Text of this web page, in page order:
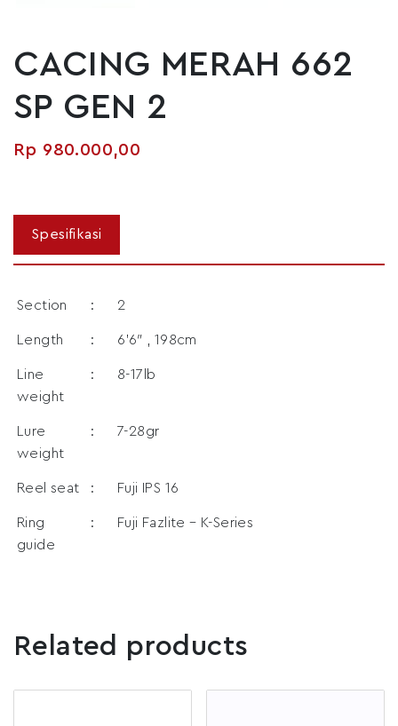
CACING MERAH 662
SP GEN 2
Rp 980.000,00
Section : 2
Length : 6’6″ , 198cm
Line
weight
: 8-17lb
Lure
weight
: 7-28gr
Reel seat : Fuji IPS 16
Ring
guide
: Fuji Fazlite – K-Series
Related products